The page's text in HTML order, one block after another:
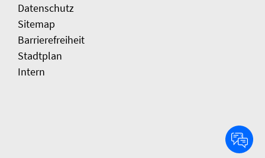
Datenschutz
Sitemap
Barrierefreiheit
Stadtplan
Intern